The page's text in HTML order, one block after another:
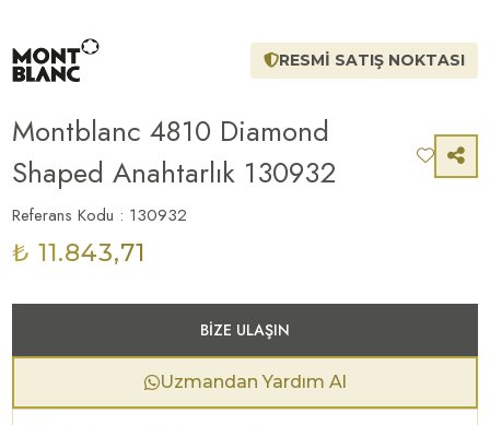
RESMİ SATIŞ NOKTASI
Montblanc 4810 Diamond
Shaped Anahtarlık 130932
Referans Kodu : 130932
₺ 11.843,71
BIZE ULAŞIN
Uzmandan Yardım Al